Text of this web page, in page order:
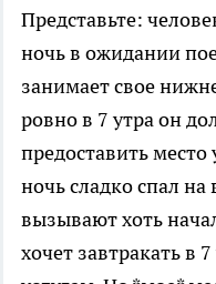
Представьте:
ночь в ожидании
занимает свое
ровно в 7 утра он
предоставить место
ночь сладко спал на
вызывают хоть
хочет завтракать в